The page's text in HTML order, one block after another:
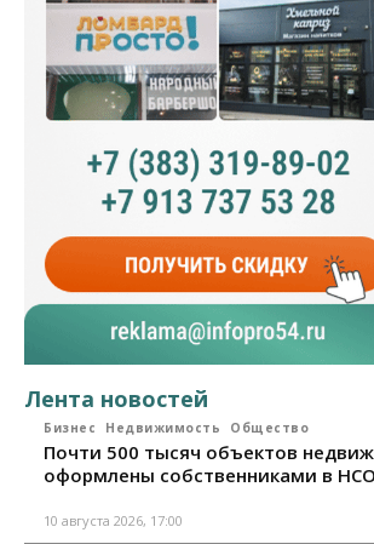
Лента новостей
Бизнес Недвижимость Общество
Почти 500 тысяч объектов
оформлены собственниками в НСО
10 августа 2026, 17:00